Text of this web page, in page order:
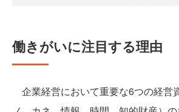
働きがいに注目する理由
企業経営において重要な6つの経営